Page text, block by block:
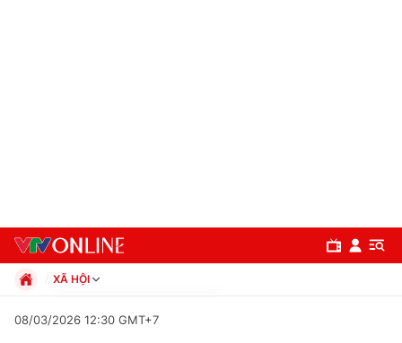
XÃ HỘI
Xã hội
08/03/2026 12:30 GMT+7